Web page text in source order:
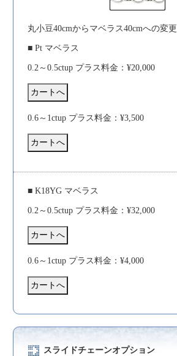
丸小豆40cmからマベラス40cmへの変更
■ Pt マベラス
0.2～0.5ctup プラス料金：¥20,000
0.6～1ctup プラス料金：¥3,500
■ K18YG マベラス
0.2～0.5ctup プラス料金：¥32,000
0.6～1ctup プラス料金：¥4,000
スライドチェーンオプション